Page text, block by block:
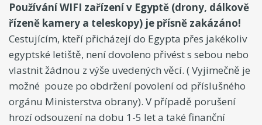
Používání WIFI zařízení v Egyptě (drony, dálkově
řízeně kamery a teleskopy) je přísně zakázáno!
Cestujícím, kteří přicházejí do Egypta přes jakékoliv
egyptské letiště, není dovoleno přivést s sebou nebo
vlastnit žádnou z výše uvedených věcí. ( Vyjimečně je
možné pouze po obdržení povolení od příslušného
orgánu Ministerstva obrany). V případě porušení
hrozí odsouzení na dobu 1-5 let a také finanční